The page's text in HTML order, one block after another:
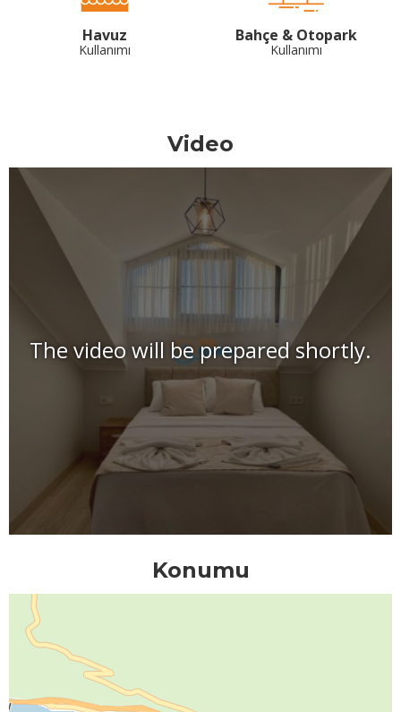
Havuz
Kullanımı
Bahçe & Otopark
Kullanımı
Video
The video will be prepared shortly.
Konumu